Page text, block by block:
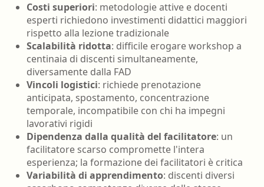
Costi superiori: metodologie attive e docenti
esperti richiedono investimenti didattici maggiori
rispetto alla lezione tradizionale
Scalabilità ridotta: difficile erogare workshop a
centinaia di discenti simultaneamente,
diversamente dalla FAD
Vincoli logistici: richiede prenotazione
anticipata, spostamento, concentrazione
temporale, incompatibile con chi ha impegni
lavorativi rigidi
Dipendenza dalla qualità del facilitatore: un
facilitatore scarso compromette l'intera
esperienza; la formazione dei facilitatori è critica
Variabilità di apprendimento: discenti diversi